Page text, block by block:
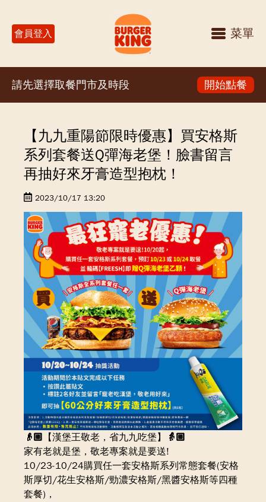
會員登入 菜單
請先選擇取餐門市及時段 開始點餐
【九九重陽節限時優惠】買安格斯
系列套餐送Q彈海老堡！臉書留言
再抽好來牙膏造型抱枕！
2023/10/17 13:20
👴🏼【漢堡王敬老，省九九吃堡】👵🏼
家有老就是堡，敬老專案就是要送!
10/23-10/24購買任一套安格斯系列常態套餐(安格
斯厚切/花生安格斯/勁濃安格斯/黑醬安格斯等四種
套餐)，